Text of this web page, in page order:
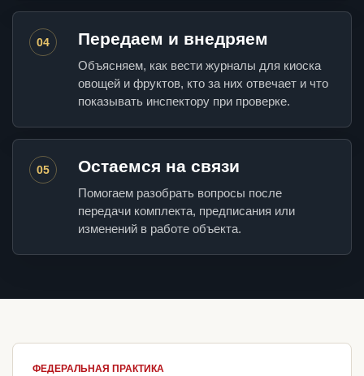
04 Передаем и внедряем
Объясняем, как вести журналы для киоска
овощей и фруктов, кто за них отвечает и что
показывать инспектору при проверке.
05 Остаемся на связи
Помогаем разобрать вопросы после
передачи комплекта, предписания или
изменений в работе объекта.
ФЕДЕРАЛЬНАЯ ПРАКТИКА